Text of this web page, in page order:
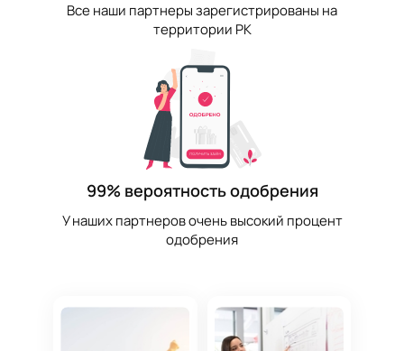
Все наши партнеры зарегистрированы на
территории РК
99% вероятность одобрения
У наших партнеров очень высокий процент
одобрения